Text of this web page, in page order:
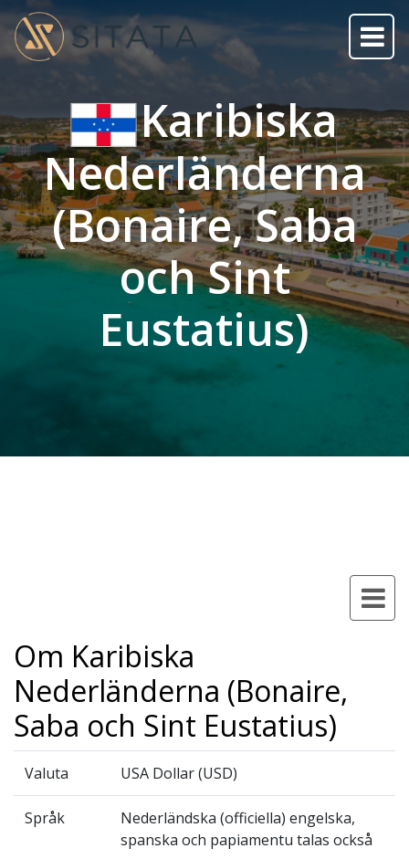
Karibiska
Nederländerna
(Bonaire, Saba
och Sint
Eustatius)
Om Karibiska
Nederländerna (Bonaire,
Saba och Sint Eustatius)
Valuta USA Dollar (USD)
Språk
Nederländska (officiella) engelska,
spanska och papiamentu talas också